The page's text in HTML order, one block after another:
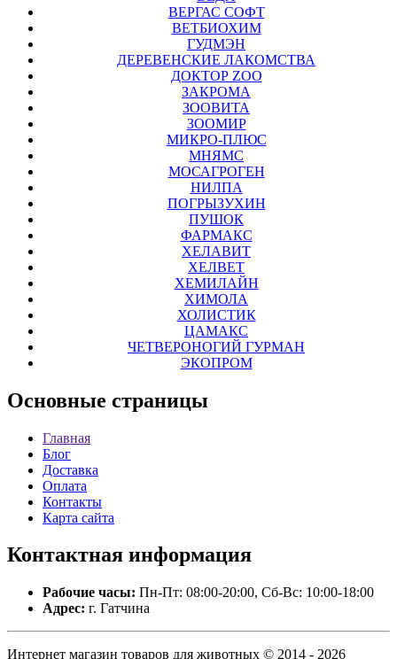
ВЕРГАС СОФТ
ВЕТБИОХИМ
ГУДМЭН
ДЕРЕВЕНСКИЕ ЛАКОМСТВА
ДОКТОР ZOO
ЗАКРОМА
ЗООВИТА
ЗООМИР
МИКРО-ПЛЮС
МНЯМС
МОСАГРОГЕН
НИЛПА
ПОГРЫЗУХИН
ПУШОК
ФАРМАКС
ХЕЛАВИТ
ХЕЛВЕТ
ХЕМИЛАЙН
ХИМОЛА
ХОЛИСТИК
ЦАМАКС
ЧЕТВЕРОНОГИЙ ГУРМАН
ЭКОПРОМ
Основные страницы
Главная
Блог
Доставка
Оплата
Контакты
Карта сайта
Контактная информация
Рабочие часы: Пн-Пт: 08:00-20:00, Сб-Вс: 10:00-18:00
Адрес: г. Гатчина
Интернет магазин товаров для животных © 2014 - 2026